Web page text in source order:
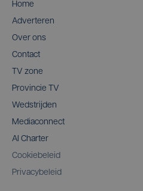
Home
Adverteren
Over ons
Contact
TV zone
Provincie TV
Wedstrijden
Mediaconnect
AI Charter
Cookiebeleid
Privacybeleid